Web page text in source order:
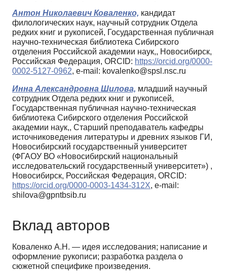
Антон Николаевич Коваленко, кандидат
филологических наук, научный сотрудник Отдела
редких книг и рукописей, Государственная публичная
научно-техническая библиотека Сибирского
отделения Российской академии наук,, Новосибирск,
Российская Федерация, ORCID: https://orcid.org/0000-
0002-5127-0962, e-mail: kovalenko@spsl.nsc.ru
Инна Александровна Шилова, младший научный
сотрудник Отдела редких книг и рукописей,
Государственная публичная научно-техническая
библиотека Сибирского отделения Российской
академии наук,, Старший преподаватель кафедры
источниковедения литературы и древних языков ГИ,
Новосибирский государственный университет
(ФГАОУ ВО «Новосибирский национальный
исследовательский государственный университет») ,
Новосибирск, Российская Федерация, ORCID:
https://orcid.org/0000-0003-1434-312X, e-mail:
shilova@gpntbsib.ru
Вклад авторов
Коваленко А.Н. — идея исследования; написание и
оформление рукописи; разработка раздела о
сюжетной специфике произведения.